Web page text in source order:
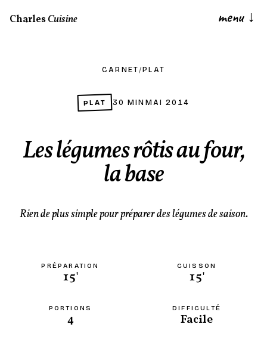
CharlesCuisine menu ↓
CARNET/ PLAT
PLAT 30 MIN MAI 2014
Les légumes rôtis au four,
la base
Rien de plus simple pour préparer des légumes de saison.
PRÉPARATION
15'
CUISSON
15'
PORTIONS
4
DIFFICULTÉ
Facile